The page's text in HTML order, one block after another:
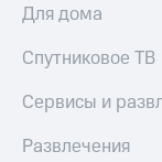
Для дома
Спутниковое ТВ
Сервисы и
Развлечения